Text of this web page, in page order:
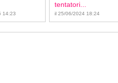
14:23
tentatori...
il 25/06/2024 18:24